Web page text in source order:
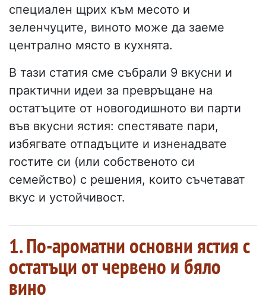
специален щрих към месото и
зеленчуците, виното може да заеме
централно място в кухнята.
В тази статия сме събрали 9 вкусни и
практични идеи за превръщане на
остатъците от новогодишното ви парти
във вкусни ястия: спестявате пари,
избягвате отпадъците и изненадвате
гостите си (или собственото си
семейство) с решения, които съчетават
вкус и устойчивост.
1. По-ароматни основни ястия с
остатъци от червено и бяло
вино